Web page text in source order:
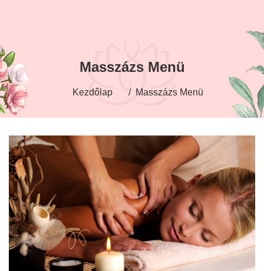
Masszázs Menü
Kezdőlap Masszázs Menü